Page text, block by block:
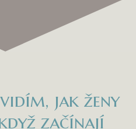
jak ženy
začínají